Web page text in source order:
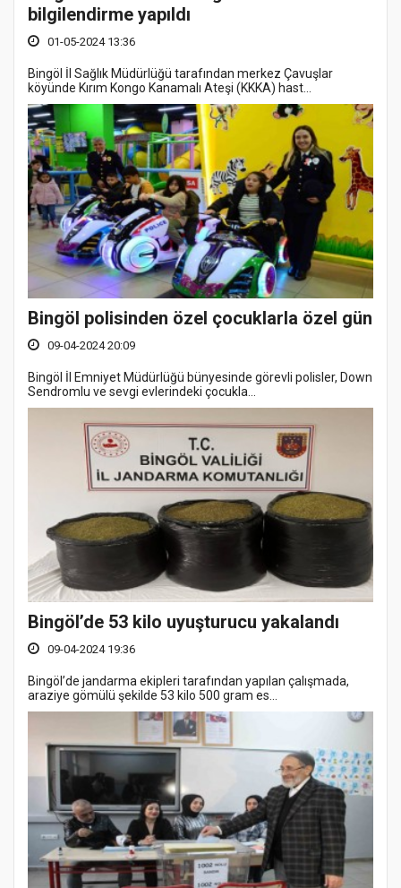
bilgilendirme yapıldı
01-05-2024 13:36
Bingöl İl Sağlık Müdürlüğü tarafından merkez Çavuşlar
köyünde Kırım Kongo Kanamalı Ateşi (KKKA) hast...
Bingöl polisinden özel çocuklarla özel gün
09-04-2024 20:09
Bingöl İl Emniyet Müdürlüğü bünyesinde görevli polisler, Down
Sendromlu ve sevgi evlerindeki çocukla...
Bingöl’de 53 kilo uyuşturucu yakalandı
09-04-2024 19:36
Bingöl’de jandarma ekipleri tarafından yapılan çalışmada,
araziye gömülü şekilde 53 kilo 500 gram es...